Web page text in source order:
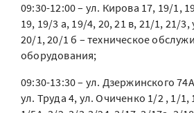
09:30-12:00 – ул. Кирова 17, 19/1,
19, 19/3 а, 19/4, 20, 21 в, 21/1, 21/3,
20/1, 20/1 б – техническое
оборудования;
09:30-13:30 – ул. Дзержинского
ул. Труда 4, ул. Очиченко 1/2 , 1/